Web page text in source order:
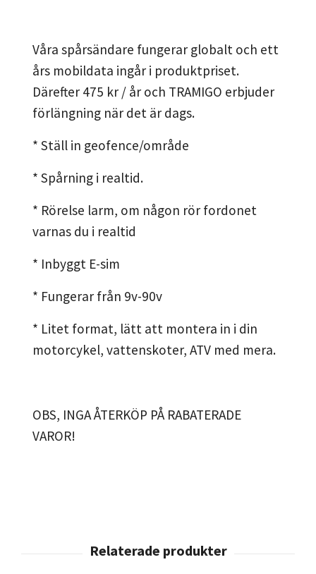
Våra spårsändare fungerar globalt och ett
års mobildata ingår i produktpriset.
Därefter 475 kr / år och TRAMIGO erbjuder
förlängning när det är dags.
* Ställ in geofence/område
* Spårning i realtid.
* Rörelse larm, om någon rör fordonet
varnas du i realtid
* Inbyggt E-sim
* Fungerar från 9v-90v
* Litet format, lätt att montera in i din
motorcykel, vattenskoter, ATV med mera.
OBS, INGA ÅTERKÖP PÅ RABATERADE
VAROR!